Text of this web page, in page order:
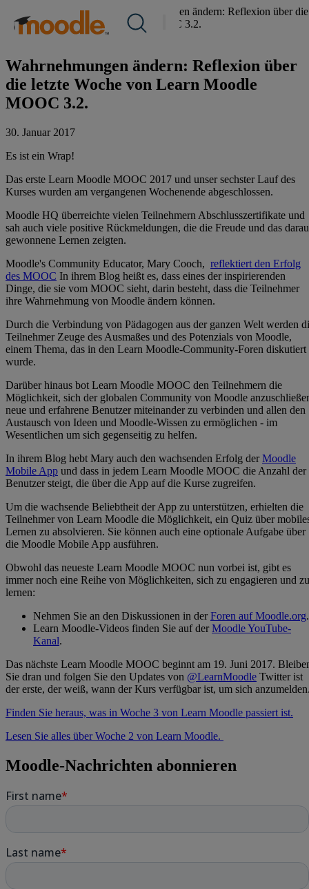
Inhalt
springen
Produkte
Dienstleistungen
Über uns
Ressourcen
Kontakt
RFP einreichen
Moodle erhalten
Einloggen
Nachrichten
Wahrnehmungen ändern: Reflexion über die
letzte Woche von Learn Moodle MOOC 3.2.
Gemeinschaft
Wahrnehmungen ändern: Reflexion über
die letzte Woche von Learn Moodle
MOOC 3.2.
30. Januar 2017
Es ist ein Wrap!
Das erste Learn Moodle MOOC 2017 und unser sechster Lauf des
Kurses wurden am vergangenen Wochenende abgeschlossen.
Moodle HQ überreichte vielen Teilnehmern Abschlusszertifikate und
sah auch viele positive Rückmeldungen, die die Freude und das
gewonnene Lernen zeigten.
Moodle's Community Educator, Mary Cooch, reflektiert den Erfolg
des MOOC In ihrem Blog heißt es, dass eines der inspirierenden
Dinge, die sie vom MOOC sieht, darin besteht, dass die Teilnehmer
ihre Wahrnehmung von Moodle ändern können.
Durch die Verbindung von Pädagogen aus der ganzen Welt werden
Teilnehmer Zeuge des Ausmaßes und des Potenzials von Moodle,
einem Thema, das in den Learn Moodle-Community-Foren diskutiert
wurde.
Darüber hinaus bot Learn Moodle MOOC den Teilnehmern die
Möglichkeit, sich der globalen Community von Moodle
neue und erfahrene Benutzer miteinander zu verbinden und allen den
Austausch von Ideen und Moodle-Wissen zu ermöglichen - im
Wesentlichen um sich gegenseitig zu helfen.
In ihrem Blog hebt Mary auch den wachsenden Erfolg derMoodle
Mobile App und dass in jedem Learn Moodle MOOC die Anzahl der
Benutzer steigt, die über die App auf die Kurse zugreifen.
Um die wachsende Beliebtheit der App zu unterstützen, erhielten die
Teilnehmer von Learn Moodle die Möglichkeit, ein Quiz über
Lernen zu absolvieren. Sie können auch eine optionale Aufgabe über
die Moodle Mobile App ausführen.
Obwohl das neueste Learn Moodle MOOC nun vorbei ist, gibt es
immer noch eine Reihe von Möglichkeiten, sich zu engagieren und zu
lernen:
Nehmen Sie an den Diskussionen in derForen auf Moodle.org.
Learn Moodle-Videos finden Sie auf derMoodle YouTube-
Kanal.
Das nächste Learn Moodle MOOC beginnt am 19. Juni 2017.
Sie dran und folgen Sie den Updates von @LearnMoodle Twitter ist
der erste, der weiß, wann der Kurs verfügbar ist, um sich
Finden Sie heraus, was in Woche 3 von Learn Moodle passiert ist.
Lesen Sie alles über Woche 2 von Learn Moodle.
Moodle-Nachrichten abonnieren